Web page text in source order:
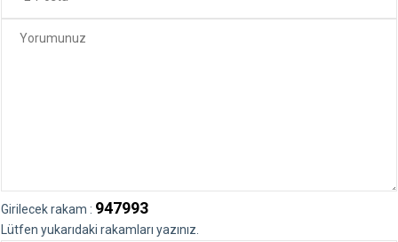
Girilecek rakam : 947993
Lütfen yukarıdaki rakamları yazınız.